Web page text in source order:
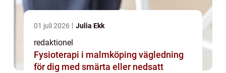
01 juli 2026 Julia Ekk
redaktionel
Fysioterapi i malmköping vägledning
för dig med smärta eller nedsatt